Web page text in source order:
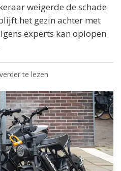
weigerde de schade
het gezin achter met
experts kan oplopen
te lezen